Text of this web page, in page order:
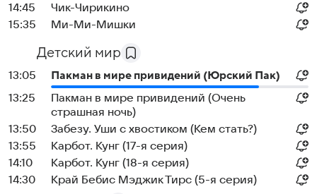
14:45
Чик-Чирикино
15:35
Ми-Ми-Мишки
Детский мир
13:05
Пакман в мире привидений (Юрский Пак)
13:25
Пакман в мире привидений (Очень
страшная ночь)
13:50
Забезу. Уши с хвостиком (Кем стать?)
13:55
Карбот. Кунг (17-я серия)
14:10
Карбот. Кунг (18-я серия)
14:30
Край Бебис Мэджик Тирс (5-я серия)